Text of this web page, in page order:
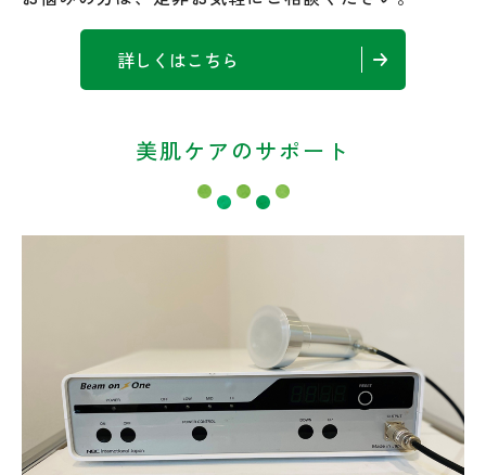
詳しくはこちら
美肌ケアのサポート